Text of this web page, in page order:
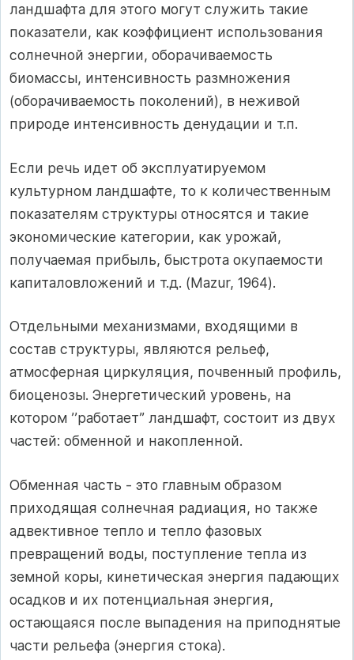
ландшафта для этого могут служить такие
показатели, как коэффициент использования
солнечной энергии, оборачиваемость
биомассы, интенсивность размножения
(оборачиваемость поколений), в неживой
природе интенсивность денудации и т.п.
Если речь идет об эксплуатируемом
культурном ландшафте, то к количественным
показателям структуры относятся и такие
экономические категории, как урожай,
получаемая прибыль, быстрота окупаемости
капиталовложений и т.д. (Mazur, 1964).
Отдельными механизмами, входящими в
состав структуры, являются рельеф,
атмосферная циркуляция, почвенный профиль,
биоценозы. Энергетический уровень, на
котором ’’работает” ландшафт, состоит из двух
частей: обменной и накопленной.
Обменная часть - это главным образом
приходящая солнечная радиация, но также
адвективное тепло и тепло фазовых
превращений воды, поступление тепла из
земной коры, кинетическая энергия падающих
осадков и их потенциальная энергия,
остающаяся после выпадения на приподнятые
части рельефа (энергия стока).